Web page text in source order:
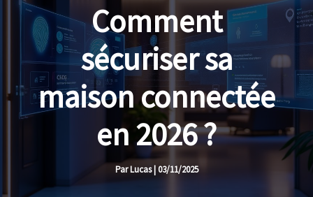
Comment
sécuriser sa
maison connectée
en 2026 ?
ParLucas|03/11/2025